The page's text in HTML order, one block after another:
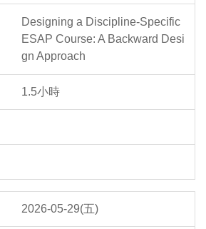
Designing a Discipline-Specific
ESAP Course: A Backward Desi
gn Approach
1.5小時
2026-05-29(五)